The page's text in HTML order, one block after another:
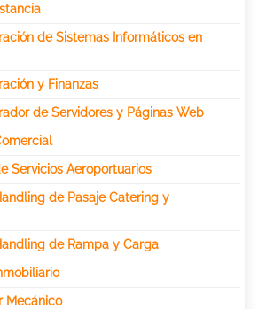
de Sistemas Informáticos en
y Finanzas
de Servidores y Páginas Web
Servicios Aeroportuarios
de Pasaje Catering y
de Rampa y Carga
Mecánico